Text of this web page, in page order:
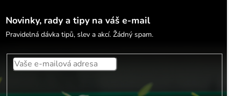
Novinky, rady a tipy na váš e-mail
Pravidelná dávka tipů, slev a akcí. Žádný spam.